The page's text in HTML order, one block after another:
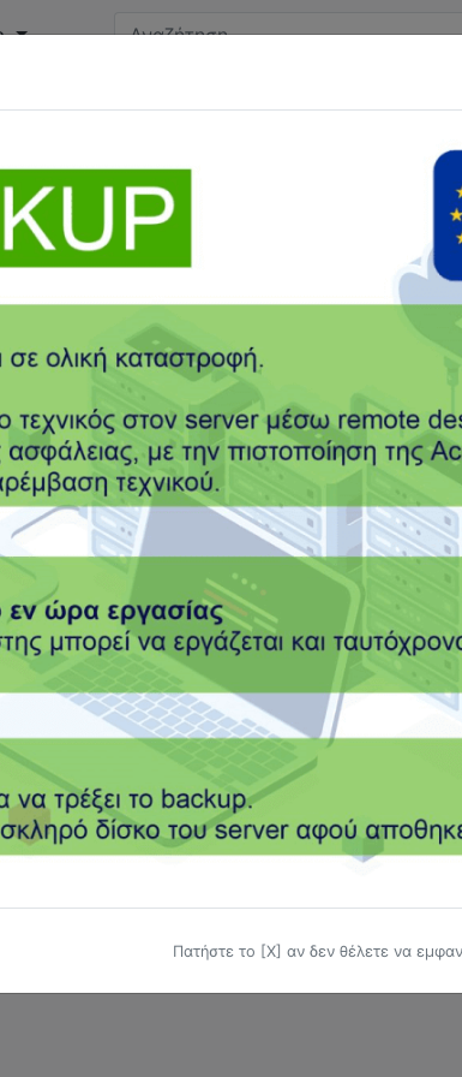
GOOGLE CHROME IBAN
PBS
WEBINAR ΑΓΡΟΤΕΣ
ΑΠΟΚΛΙΣΕΙΣ ΑΠΟΣΤΟΛΗ
ΔΩΡΟ ΠΑΣΧΑ ΔΩΡΟ ΧΡΙΣΤΟΥΓΕΝΝΩΝ
ΕΠΙΔΟΤΗΣΕΙΣ
ΕΣΠΑ ΕΤΗΣΙΟ ΤΕΛΟΣ ΜΕΡΙΔΑΣ
ΚΟΙΝΟΠΟΙΗΣΕΙΣ ΚΟΙΝΩΝΙΚΟ ΜΕΡΙΣΜΑ
ΜΑΚΡΟΧΡΟΝΙΑ ΑΝΕΡΓΟΣ ΜΗΝΥΜΑΤΑ
ΟΑΕΔ ΟΣΥΚ ΟΦΕΙΛΕΣ ΠΑΚΕΤΟ
ΠΡΟΚΑΤΑΒΟΛΗ ΦΟΡΟΥ ΡΟΛΟΣ
ΤΕΛΟΣ ΕΠΙΤΗΔΕΥΜΑΤΟΣ ΤΖΙΡΟΣ ΤΟ
ΦΟΡΟΣ ΦΠΑ ΦΤΜ ΨΗΦΙΑΚΗ
Πατήστε το [Χ] αν δεν θέλετε να